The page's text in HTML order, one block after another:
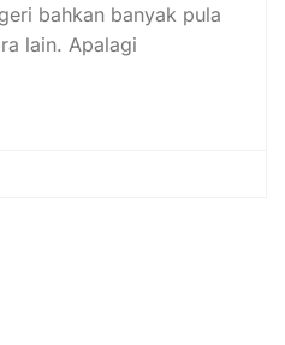
bahkan banyak pula
lain. Apalagi